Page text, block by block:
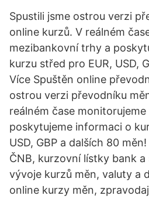
Spustili jsme ostrou verzi
online kurzů. V reálném
mezibankovní trhy a
kurzu střed pro EUR, USD,
Více Spuštěn online
ostrou verzi převodníku
reálném čase
poskytujeme informaci o
USD, GBP a dalších 80
ČNB, kurzovní lístky bank
vývoje kurzů měn, valuty a
online kurzy měn,